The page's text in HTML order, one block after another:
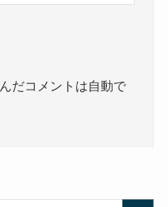
だコメントは自動で